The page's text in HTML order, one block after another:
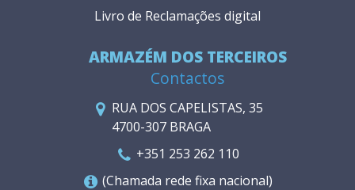
ARMAZÉM DOS TERCEIROS
Contactos
RUA DOS CAPELISTAS, 35
4700-307 BRAGA
+351 253 262 110
(Chamada rede fixa nacional)
Livro de Reclamações digital